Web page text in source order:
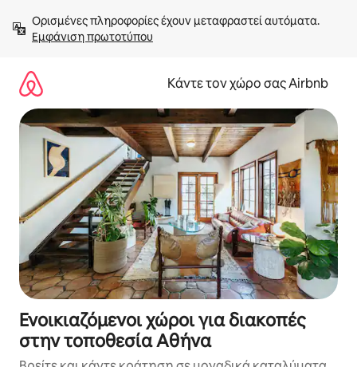
στο
περιεχόμενοΕμφάνιση πρωτοτύπου
Κάντε τον χώρο σας Airbnb
Ενοικιαζόμενοι χώροι για διακοπές
στην τοποθεσία Αθήνα